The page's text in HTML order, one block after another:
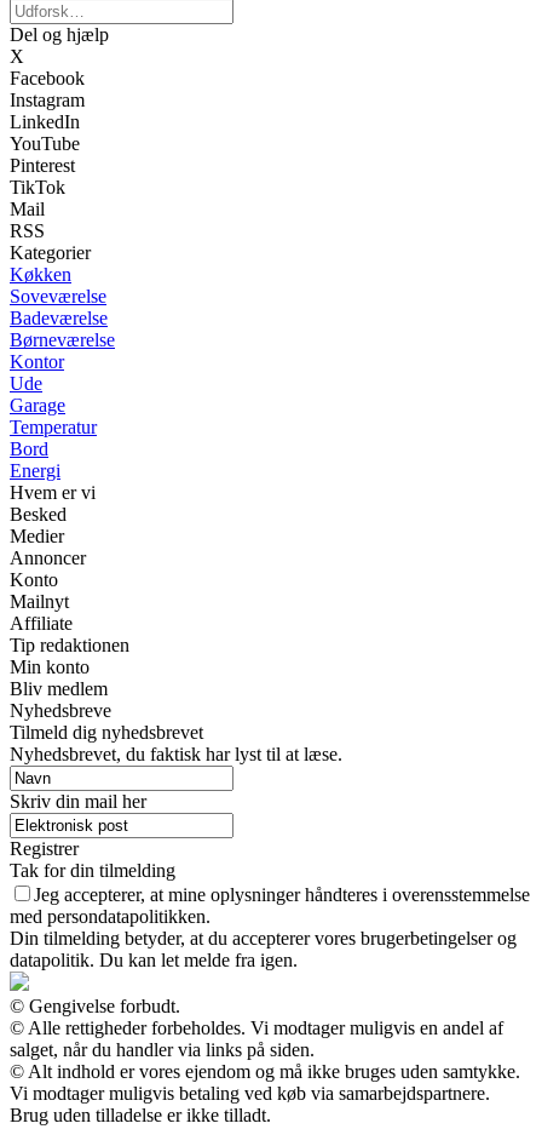
Del og hjælp
X
Facebook
Instagram
LinkedIn
YouTube
Pinterest
TikTok
Mail
RSS
Kategorier
Køkken
Soveværelse
Badeværelse
Børneværelse
Kontor
Ude
Garage
Temperatur
Bord
Energi
Hvem er vi
Besked
Medier
Annoncer
Konto
Mailnyt
Affiliate
Tip redaktionen
Min konto
Bliv medlem
Nyhedsbreve
Tilmeld dig nyhedsbrevet
Nyhedsbrevet, du faktisk har lyst til at læse.
Skriv din mail her
Registrer
Tak for din tilmelding
Jeg accepterer, at mine oplysninger håndteres i overensstemmelse
med persondatapolitikken.
Din tilmelding betyder, at du accepterer vores brugerbetingelser og
datapolitik. Du kan let melde fra igen.
© Gengivelse forbudt.
© Alle rettigheder forbeholdes. Vi modtager muligvis en andel af
salget, når du handler via links på siden.
© Alt indhold er vores ejendom og må ikke bruges uden samtykke.
Vi modtager muligvis betaling ved køb via samarbejdspartnere.
Brug uden tilladelse er ikke tilladt.